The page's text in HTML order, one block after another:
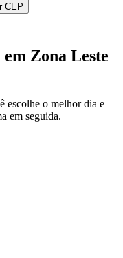
CEP
em Zona Leste
escolhe o melhor dia e
em seguida.